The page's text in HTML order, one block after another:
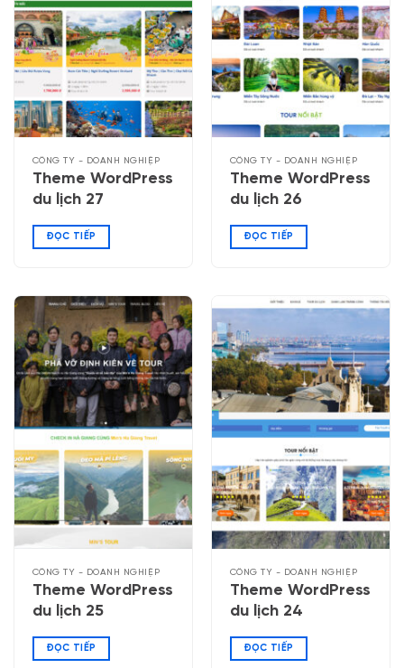
CÔNG TY - DOANH NGHIỆP
Theme WordPress
du lịch 27
ĐỌC TIẾP
CÔNG TY - DOANH NGHIỆP
Theme WordPress
du lịch 26
ĐỌC TIẾP
CÔNG TY - DOANH NGHIỆP
Theme WordPress
du lịch 25
ĐỌC TIẾP
CÔNG TY - DOANH NGHIỆP
Theme WordPress
du lịch 24
ĐỌC TIẾP